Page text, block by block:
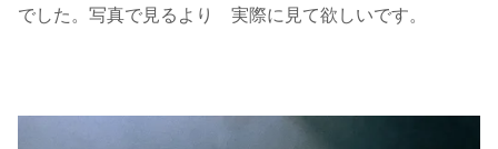
でした。写真で見るより 実際に見て欲しいです。